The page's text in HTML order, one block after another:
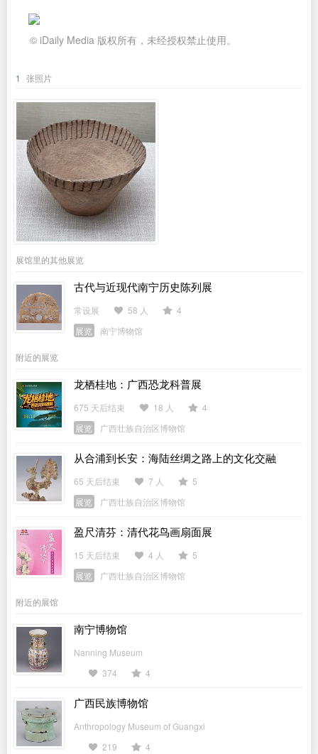
© iDaily Media 版权所有，未经授权禁止使用。
1 张照片
展馆里的其他展览
古代与近现代南宁历史陈列展
常设展 58 人
4
展览
南宁博物馆
附近的展览
龙栖桂地：广西恐龙科普展
675 天后结束 18 人
4
展览
广西壮族自治区博物馆
从合浦到长安：海陆丝绸之路上的文化交融
65 天后结束 7 人
5
展览
广西壮族自治区博物馆
盈尺清芬：清代花鸟画扇面展
15 天后结束 4 人
5
展览
广西壮族自治区博物馆
附近的展馆
南宁博物馆
Nanning Museum
374
4
广西民族博物馆
Anthropology Museum of Guangxi
219
4